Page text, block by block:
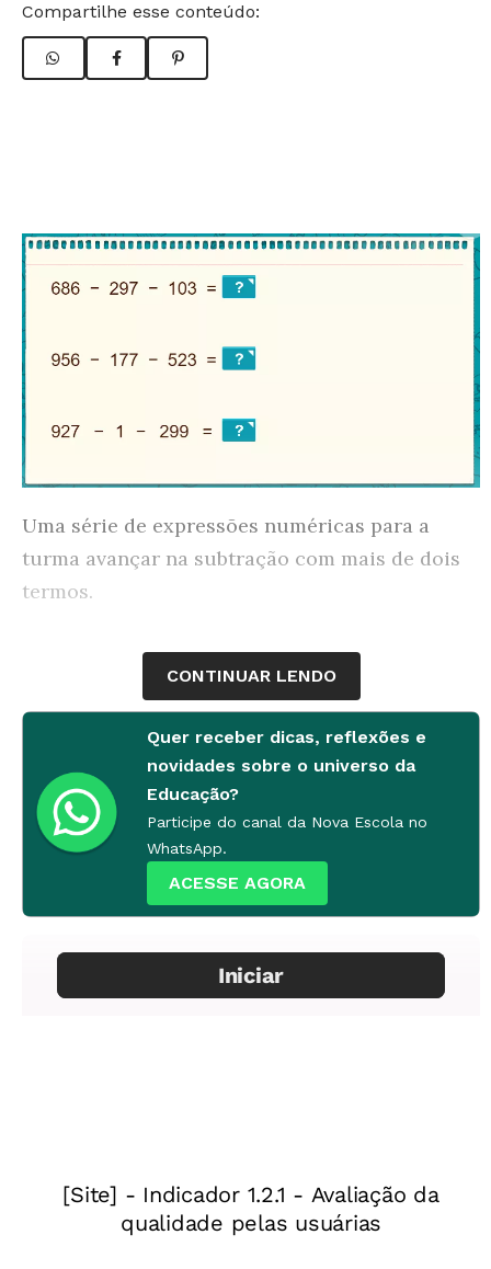
Compartilhe esse conteúdo:
Uma série de expressões numéricas para a
turma avançar na subtração com mais de dois
termos.
CONTINUAR LENDO
Quer receber dicas, reflexões e
novidades sobre o universo da
Educação?
Participe do canal da Nova Escola no
WhatsApp.
ACESSE AGORA